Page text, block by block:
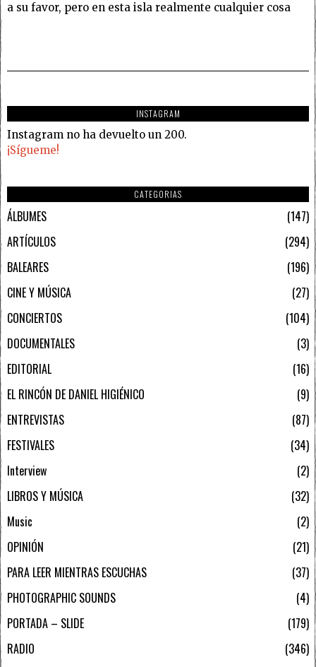
a su favor, pero en esta isla realmente cualquier cosa
INSTAGRAM
Instagram no ha devuelto un 200.
¡Sígueme!
CATEGORIAS
ÁLBUMES
147
ARTÍCULOS
294
BALEARES
196
CINE Y MÚSICA
27
CONCIERTOS
104
DOCUMENTALES
3
EDITORIAL
16
EL RINCÓN DE DANIEL HIGIÉNICO
9
ENTREVISTAS
87
FESTIVALES
34
Interview
2
LIBROS Y MÚSICA
32
Music
2
OPINIÓN
21
PARA LEER MIENTRAS ESCUCHAS
37
PHOTOGRAPHIC SOUNDS
4
PORTADA – SLIDE
179
RADIO
346